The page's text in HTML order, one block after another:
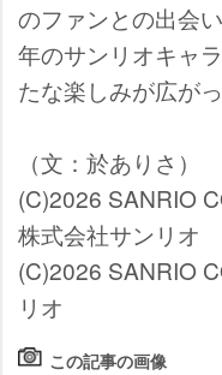
のファンとの出会
年のサンリオキャ
たな楽しみが広が
（文：於ありさ）
(C)2026 SANRIO
株式会社サンリオ
(C)2026 SANRIO
リオ
この記事の画像